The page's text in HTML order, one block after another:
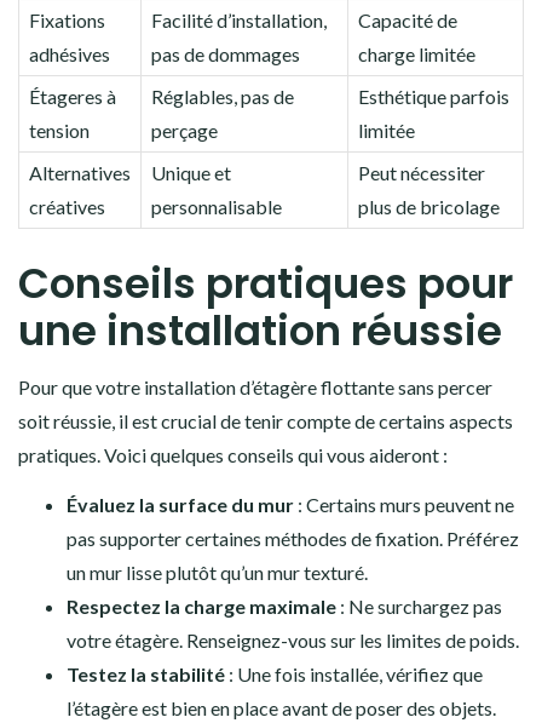
Fixations
adhésives
Facilité d’installation,
pas de dommages
Capacité de
charge limitée
Étageres à
tension
Réglables, pas de
perçage
Esthétique parfois
limitée
Alternatives
créatives
Unique et
personnalisable
Peut nécessiter
plus de bricolage
Conseils pratiques pour
une installation réussie
Pour que votre installation d’étagère flottante sans percer
soit réussie, il est crucial de tenir compte de certains aspects
pratiques. Voici quelques conseils qui vous aideront :
Évaluez la surface du mur : Certains murs peuvent ne
pas supporter certaines méthodes de fixation. Préférez
un mur lisse plutôt qu’un mur texturé.
Respectez la charge maximale : Ne surchargez pas
votre étagère. Renseignez-vous sur les limites de poids.
Testez la stabilité : Une fois installée, vérifiez que
l’étagère est bien en place avant de poser des objets.